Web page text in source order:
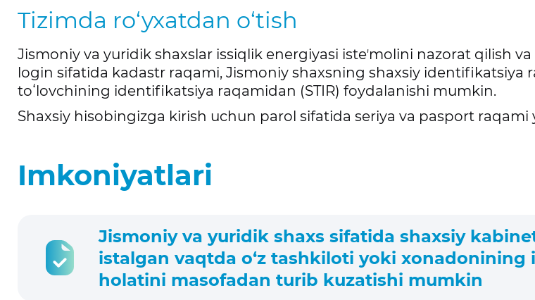
Tizimda ro‘yxatdan o‘tish
Jismoniy va yuridik shaxslar issiqlik energiyasi isteʼmolini nazorat qilish
login sifatida kadastr raqami, Jismoniy shaxsning shaxsiy identifikatsiya
toʻlovchining identifikatsiya raqamidan (STIR) foydalanishi mumkin.
Shaxsiy hisobingizga kirish uchun parol sifatida seriya va pasport
Imkoniyatlari
Jismoniy va yuridik shaxs sifatida shaxsiy
istalgan vaqtda o‘z tashkiloti yoki
holatini masofadan turib kuzatishi mumkin